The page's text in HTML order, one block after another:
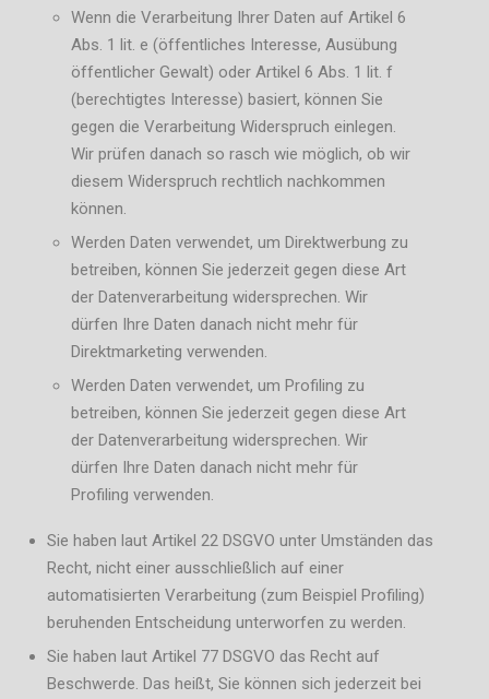
Wenn die Verarbeitung Ihrer Daten auf Artikel 6
Abs. 1 lit. e (öffentliches Interesse, Ausübung
öffentlicher Gewalt) oder Artikel 6 Abs. 1 lit. f
(berechtigtes Interesse) basiert, können Sie
gegen die Verarbeitung Widerspruch einlegen.
Wir prüfen danach so rasch wie möglich, ob wir
diesem Widerspruch rechtlich nachkommen
können.
Werden Daten verwendet, um Direktwerbung zu
betreiben, können Sie jederzeit gegen diese Art
der Datenverarbeitung widersprechen. Wir
dürfen Ihre Daten danach nicht mehr für
Direktmarketing verwenden.
Werden Daten verwendet, um Profiling zu
betreiben, können Sie jederzeit gegen diese Art
der Datenverarbeitung widersprechen. Wir
dürfen Ihre Daten danach nicht mehr für
Profiling verwenden.
Sie haben laut Artikel 22 DSGVO unter Umständen das
Recht, nicht einer ausschließlich auf einer
automatisierten Verarbeitung (zum Beispiel Profiling)
beruhenden Entscheidung unterworfen zu werden.
Sie haben laut Artikel 77 DSGVO das Recht auf
Beschwerde. Das heißt, Sie können sich jederzeit bei